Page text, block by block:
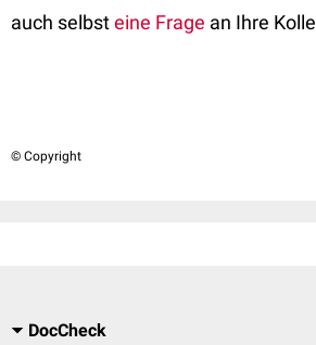
auch selbsteine Frage an Ihre
© Copyright
DocCheck